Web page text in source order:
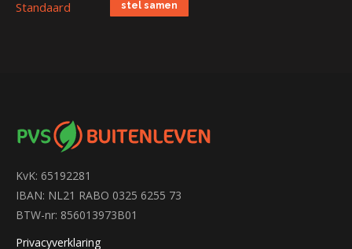
stel samen
KvK: 65192281
IBAN: NL21 RABO 0325 6255 73
BTW-nr: 856013973B01
Privacyverklaring